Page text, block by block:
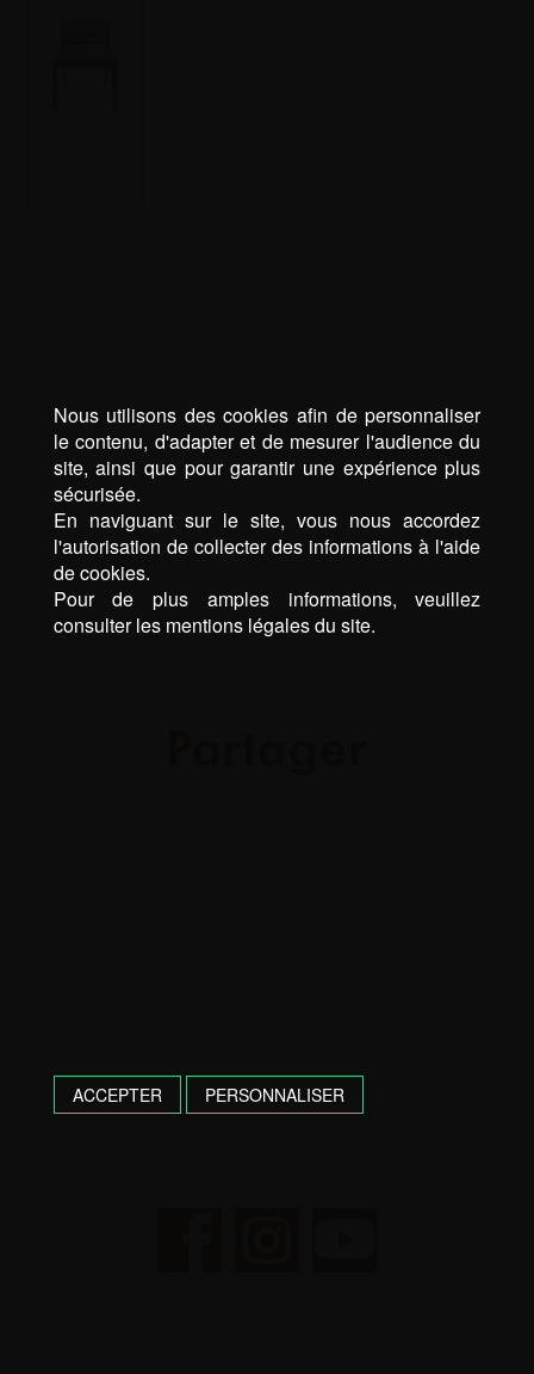
Nous utilisons des cookies afin de personnaliser
le contenu, d'adapter et de mesurer l'audience du
site, ainsi que pour garantir une expérience plus
sécurisée.
En naviguant sur le site, vous nous accordez
l'autorisation de collecter des informations à l'aide
de cookies.
Pour de plus amples informations, veuillez
consulter les mentions légales du site.
ACCEPTER PERSONNALISER